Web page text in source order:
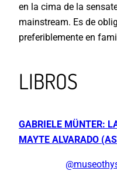
en la cima de la
mainstream. Es de
preferiblemente en
LIBROS
GABRIELE MÜNTER:
MAYTE ALVARADO